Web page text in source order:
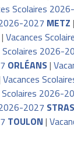
Scolaires
2027 METZ |
Vacances
Scolaires 2026-
ORLÉANS|
Vacances
Scolaires 2026-
2027
TOULON |